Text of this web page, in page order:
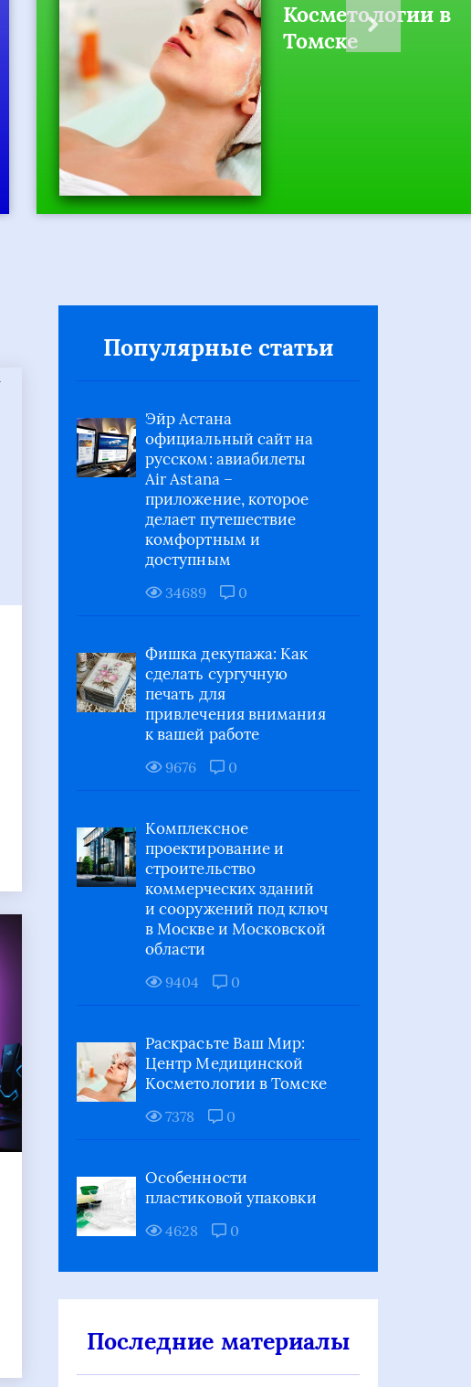
Косметологии в
Томске
Популярные статьи
Эйр Астана
официальный сайт на
русском: авиабилеты
Air Astana –
приложение, которое
делает путешествие
комфортным и
доступным
34689 0
Фишка декупажа: Как
сделать сургучную
печать для
привлечения внимания
к вашей работе
9676 0
Комплексное
проектирование и
строительство
коммерческих зданий
и сооружений под ключ
в Москве и Московской
области
9404 0
Раскрасьте Ваш Мир:
Центр Медицинской
Косметологии в Томске
7378 0
Особенности
пластиковой упаковки
4628 0
Последние материалы